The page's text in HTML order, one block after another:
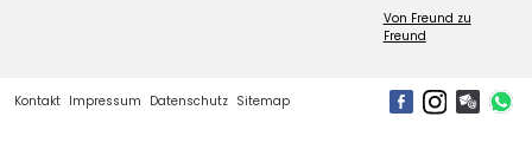
Von Freund zu
Freund
Kontakt Impressum Datenschutz Sitemap